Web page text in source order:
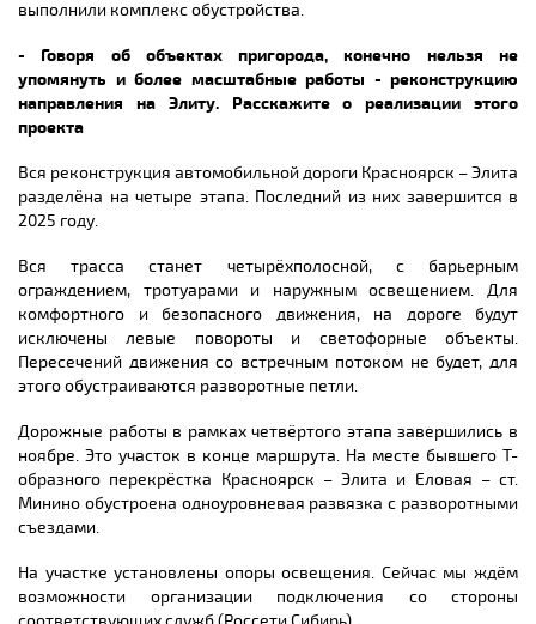
выполнили комплекс обустройства.
- Говоря об объектах пригорода, конечно нельзя не
упомянуть и более масштабные работы - реконструкцию
направления на Элиту. Расскажите о реализации этого
проекта
Вся реконструкция автомобильной дороги Красноярск – Элита
разделёна на четыре этапа. Последний из них завершится в
2025 году.
Вся трасса станет четырёхполосной, с барьерным
ограждением, тротуарами и наружным освещением. Для
комфортного и безопасного движения, на дороге будут
исключены левые повороты и светофорные объекты.
Пересечений движения со встречным потоком не будет, для
этого обустраиваются разворотные петли.
Дорожные работы в рамках четвёртого этапа завершились в
ноябре. Это участок в конце маршрута. На месте бывшего Т-
образного перекрёстка Красноярск – Элита и Еловая – ст.
Минино обустроена одноуровневая развязка с разворотными
съездами.
На участке установлены опоры освещения. Сейчас мы ждём
возможности организации подключения со стороны